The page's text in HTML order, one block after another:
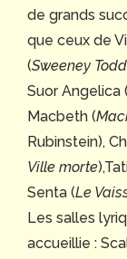
de grands
que ceux de
(Sweeney Todd
Suor Angelica (
Macbeth (
Rubinstein),
Ville morte
Senta (Le
Les salles
accueillie :